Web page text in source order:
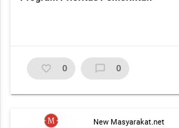
favorite_border 0 chat_bubble_outline 0
New Masyarakat.net